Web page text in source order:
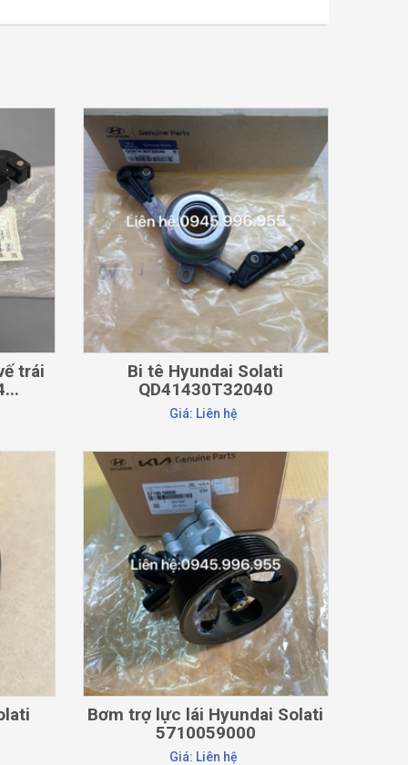
trái
CHI TIẾT
Bi tê Hyundai Solati
QD41430T32040
Giá: Liên hệ
CHI TIẾT
Bơm trợ lực lái Hyundai Solati
5710059000
Giá: Liên hệ